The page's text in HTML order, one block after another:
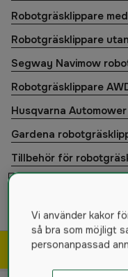
Robotgräsklippare
Robotgräsklippare
Segway Navimow
Robotgräsklippare
Husqvarna
Gardena
Tillbehör för
Dekaler
Filtrera & sortera
Vi använder kakor
så bra som möjligt
personanpassad